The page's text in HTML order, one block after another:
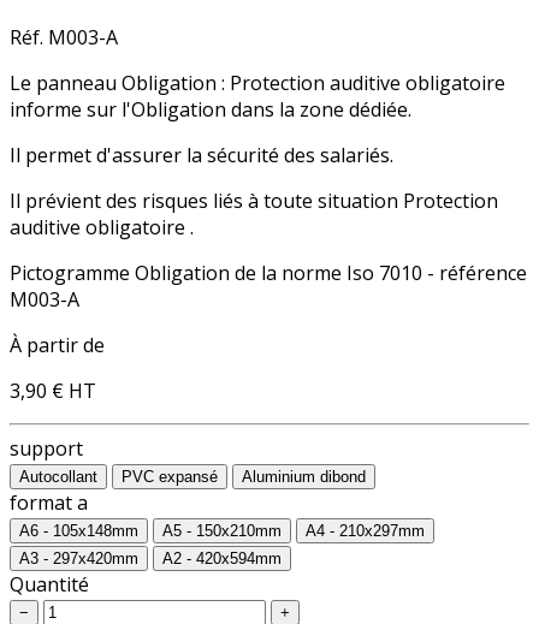
Réf. M003-A
Le panneau Obligation : Protection auditive obligatoire
informe sur l'Obligation dans la zone dédiée.
Il permet d'assurer la sécurité des salariés.
Il prévient des risques liés à toute situation Protection
auditive obligatoire .
Pictogramme Obligation de la norme Iso 7010 - référence
M003-A
À partir de
3,90 € HT
support
Autocollant PVC expansé Aluminium dibond
format a
A6 - 105x148mm A5 - 150x210mm
A4 - 210x297mm
A3 - 297x420mm
A2 - 420x594mm
Quantité
− +